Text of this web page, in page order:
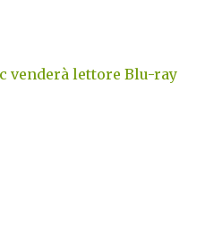
venderà lettore Blu-ray